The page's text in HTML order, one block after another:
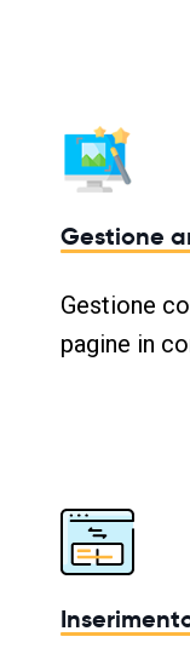
Gestione
Gestione
pagine in